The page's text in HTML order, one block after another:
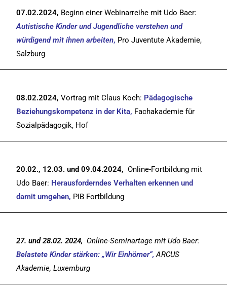
07.02.2024, Beginn einer Webinarreihe mit Udo Baer:
Autistische Kinder und Jugendliche verstehen und
würdigend mit ihnen arbeiten, Pro Juventute Akademie,
Salzburg
08.02.2024, Vortrag mit Claus Koch: Pädagogische
Beziehungskompetenz in der Kita, Fachakademie für
Sozialpädagogik, Hof
20.02., 12.03. und 09.04.2024, Online-Fortbildung mit
Udo Baer: Herausforderndes Verhalten erkennen und
damit umgehen, PIB Fortbildung
27. und 28.02. 2024, Online-Seminartage mit Udo Baer:
Belastete Kinder stärken: „Wir Einhörner“, ARCUS
Akademie, Luxemburg